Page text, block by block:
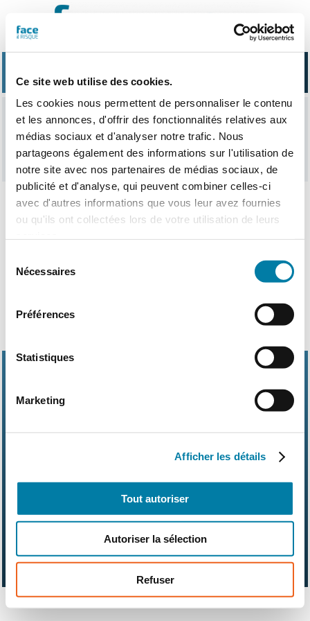
Ce site web utilise des cookies.
Les cookies nous permettent de personnaliser le contenu
et les annonces, d'offrir des fonctionnalités relatives aux
médias sociaux et d'analyser notre trafic. Nous
partageons également des informations sur l'utilisation de
notre site avec nos partenaires de médias sociaux, de
publicité et d'analyse, qui peuvent combiner celles-ci
avec d'autres informations que vous leur avez fournies
ou qu'ils ont collectées lors de votre utilisation de leurs
Nécessaires
Préférences
Statistiques
Marketing
Afficher les détails
Tout autoriser
Autoriser la sélection
Refuser
contenu
catastrophe industrielle
Nothing Found
Contact
Kit média
Mentions légales
CGV RGPD
Suivez-nous également sur les réseaux sociaux